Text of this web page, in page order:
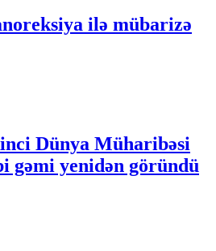
ilə mübarizə
Dünya Müharibəsi
gəmi yenidən göründü